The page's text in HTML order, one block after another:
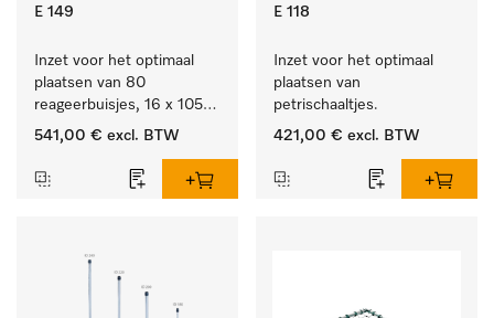
E 149
Inzet voor het optimaal
plaatsen van 80
reageerbuisjes, 16 x 105
mm.
541,00 € excl. BTW
E 118
Inzet voor het optimaal
plaatsen van
petrischaaltjes.
421,00 € excl. BTW